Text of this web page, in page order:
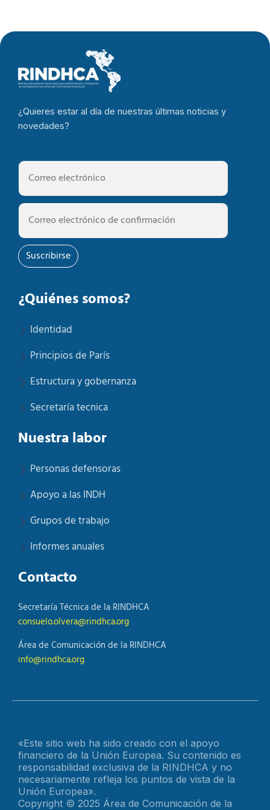
¿Quieres estar al día de nuestras últimas noticias y
novedades?
Suscribirse
¿Quiénes somos?
Identidad
Principios de París
Estructura y gobernanza
Secretaría tecnica
Nuestra labor
Personas defensoras
Apoyo a las INDH
Grupos de trabajo
Informes anuales
Contacto
Secretaría Técnica de la RINDHCA
consuelo.olvera@rindhca.org
Área de Comunicación de la RINDHCA
info@rindhca.org
«Este sitio web ha sido creado con el apoyo
financiero de la Unión Europea. Su contenido es
responsabilidad exclusiva de la RINDHCA y no
necesariamente refleja los puntos de vista de la
Unión Europea».
Copyright © 2025 Área de Comunicación de la